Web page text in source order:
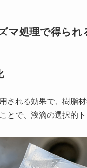
マ処理で得られ
される効果で、樹脂
とで、液滴の選択的